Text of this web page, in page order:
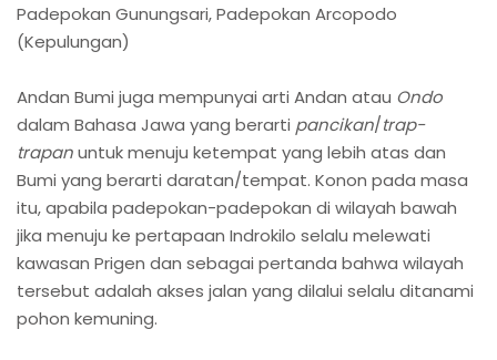
Padepokan Gunungsari, Padepokan Arcopodo
(Kepulungan)
Andan Bumi juga mempunyai arti Andan atau Ondo
dalam Bahasa Jawa yang berarti pancikan/trap-
trapanuntuk menuju ketempat yang lebih atas dan
Bumi yang berarti daratan/tempat. Konon pada masa
itu, apabila padepokan-padepokan di wilayah bawah
jika menuju ke pertapaan Indrokilo selalu melewati
kawasan Prigen dan sebagai pertanda bahwa wilayah
tersebut adalah akses jalan yang dilalui selalu ditanami
pohon kemuning.